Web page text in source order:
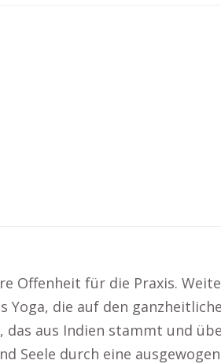
Offenheit für die Praxis.
Yoga, die auf den
aus Indien stammt und
Seele durch eine